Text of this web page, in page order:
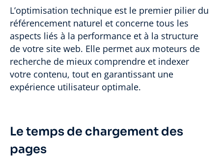
L’optimisation technique est le premier pilier du
référencement naturel et concerne tous les
aspects liés à la performance et à la structure
de votre site web. Elle permet aux moteurs de
recherche de mieux comprendre et indexer
votre contenu, tout en garantissant une
expérience utilisateur optimale.
Le temps de chargement des
pages